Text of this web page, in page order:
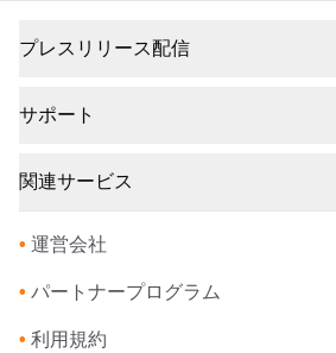
プレスリリース配信
サポート
関連サービス
• 運営会社
• パートナープログラム
• 利用規約